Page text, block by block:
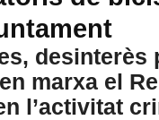
desinterès
marxa el
l’activitat